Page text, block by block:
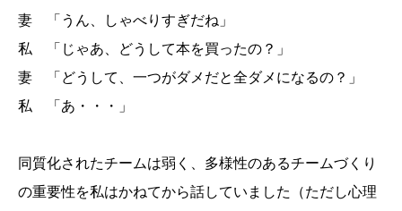
妻 「うん、しゃべりすぎだね」
私 「じゃあ、どうして本を買ったの？」
妻 「どうして、一つがダメだと全ダメになるの？」
私 「あ・・・」
同質化されたチームは弱く、多様性のあるチームづくり
の重要性を私はかねてから話していました（ただし心理